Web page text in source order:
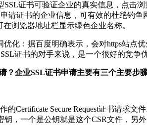
SSL证书可验证企业的真实信息，点击
请证书的企业信息，可有效的杜绝钓鱼
浏览器地址栏显示绿色企业名称。
优化：据百度明确表示，会对https站点
证书的对手来说，是一个很好的竞争
？企业SSL证书申请主要有三个主要步
的Certificate Secure Request证书请求文
钥，一个是公钥就是这个CSR文件，另